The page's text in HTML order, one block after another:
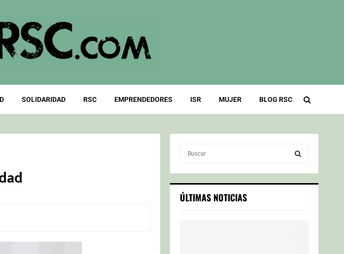
SOLIDARIDAD RSC EMPRENDEDORES ISR MUJER BLOG RSC
c
h
S
ÚLTIMAS NOTICIAS